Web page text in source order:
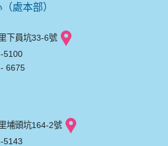
處本部）
下員坑33-6號
5100
6675
埔頭坑164-2號
5143